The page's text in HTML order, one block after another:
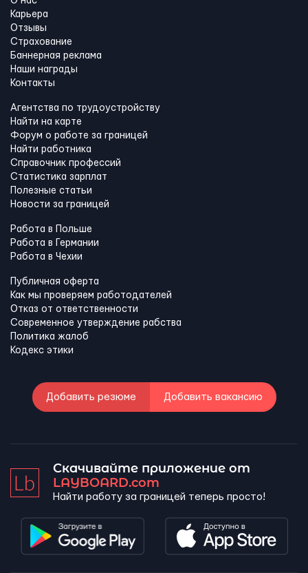
Карьера
Отзывы
Страхование
Баннерная реклама
Наши награды
Контакты
Агентства по трудоустройству
Найти на карте
Форум о работе за границей
Найти работника
Справочник профессий
Статистика зарплат
Полезные статьи
Новости за границей
Работа в Польше
Работа в Германии
Работа в Чехии
Публичная оферта
Как мы проверяем работодателей
Отказ от ответственности
Современное утверждение рабства
Политика жалоб
Кодекс этики
Добавить резюме Добавить вакансию
Скачивайте приложение от
LAYBOARD.com
Найти работу за границей теперь просто!